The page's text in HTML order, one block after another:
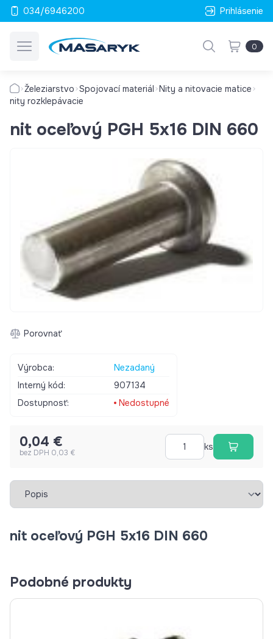
034/6946200 Prihlásenie
0
Železiarstvo Spojovací materiál Nity a nitovacie matice
nity rozklepávacie
nit oceľový PGH 5x16 DIN 660
Porovnať
Výrobca:
Nezadaný
Interný kód:
907134
Dostupnosť:
Nedostupné
0,04 €
bez DPH 0,03 €
ks
Vybrať záložku
nit oceľový PGH 5x16 DIN 660
Podobné produkty